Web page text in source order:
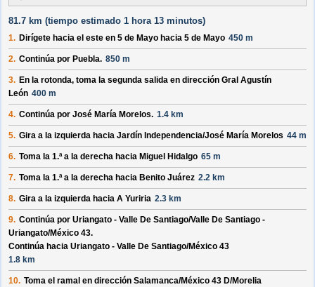
81.7 km (tiempo estimado 1 hora 13 minutos)
1. Dirígete hacia el este en 5 de Mayo hacia 5 de Mayo 450 m
2. Continúa por Puebla. 850 m
3. En la rotonda, toma la segunda salida en dirección Gral Agustín
León 400 m
4. Continúa por José María Morelos. 1.4 km
5. Gira a la izquierda hacia Jardín Independencia/José María Morelos 44 m
6. Toma la 1.ª a la derecha hacia Miguel Hidalgo 65 m
7. Toma la 1.ª a la derecha hacia Benito Juárez 2.2 km
8. Gira a la izquierda hacia A Yuriria 2.3 km
9. Continúa por Uriangato - Valle De Santiago/Valle De Santiago -
Uriangato/México 43.
Continúa hacia Uriangato - Valle De Santiago/México 43
1.8 km
10. Toma el ramal en dirección Salamanca/México 43 D/Morelia